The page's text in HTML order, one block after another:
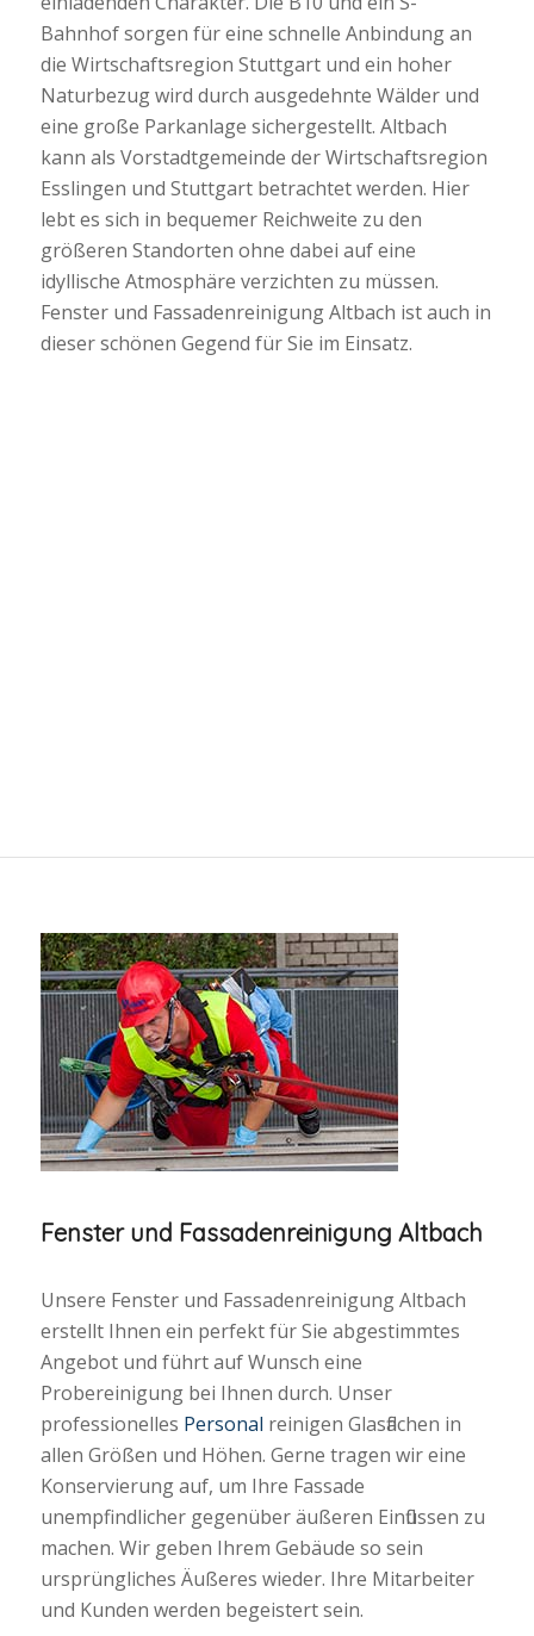
Bahnhof sorgen für eine schnelle Anbindung an
die Wirtschaftsregion Stuttgart und ein hoher
Naturbezug wird durch ausgedehnte Wälder und
eine große Parkanlage sichergestellt. Altbach
kann als Vorstadtgemeinde der Wirtschaftsregion
Esslingen und Stuttgart betrachtet werden. Hier
lebt es sich in bequemer Reichweite zu den
größeren Standorten ohne dabei auf eine
idyllische Atmosphäre verzichten zu müssen.
Fenster und Fassadenreinigung Altbach ist auch in
dieser schönen Gegend für Sie im Einsatz.
Fenster und Fassadenreinigung Altbach
Unsere Fenster und Fassadenreinigung Altbach
erstellt Ihnen ein perfekt für Sie abgestimmtes
Angebot und führt auf Wunsch eine
Probereinigung bei Ihnen durch. Unser
professionelles Personal reinigen Glasflächen in
allen Größen und Höhen. Gerne tragen wir eine
Konservierung auf, um Ihre Fassade
unempfindlicher gegenüber äußeren Einflüssen zu
machen. Wir geben Ihrem Gebäude so sein
ursprüngliches Äußeres wieder. Ihre Mitarbeiter
und Kunden werden begeistert sein.